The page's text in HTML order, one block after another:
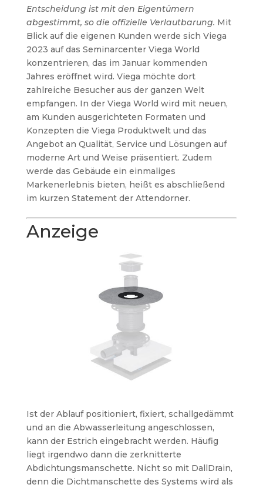
Entscheidung ist mit den Eigentümern
abgestimmt, so die offizielle Verlautbarung. Mit
Blick auf die eigenen Kunden werde sich Viega
2023 auf das Seminarcenter Viega World
konzentrieren, das im Januar kommenden
Jahres eröffnet wird. Viega möchte dort
zahlreiche Besucher aus der ganzen Welt
empfangen. In der Viega World wird mit neuen,
am Kunden ausgerichteten Formaten und
Konzepten die Viega Produktwelt und das
Angebot an Qualität, Service und Lösungen auf
moderne Art und Weise präsentiert. Zudem
werde das Gebäude ein einmaliges
Markenerlebnis bieten, heißt es abschließend
im kurzen Statement der Attendorner.
Anzeige
Ist der Ablauf positioniert, fixiert, schallgedämmt
und an die Abwasserleitung angeschlossen,
kann der Estrich eingebracht werden. Häufig
liegt irgendwo dann die zerknitterte
Abdichtungsmanschette. Nicht so mit DallDrain,
denn die Dichtmanschette des Systems wird als